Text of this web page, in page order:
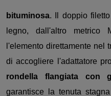
bituminosa. Il doppio
legno, dall'altro
l'elemento direttamente nel
di accogliere l'adattatore
rondella flangiata con
garantisce la tenuta